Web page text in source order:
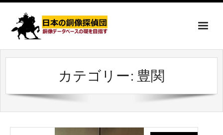
カテゴリー: 豊関